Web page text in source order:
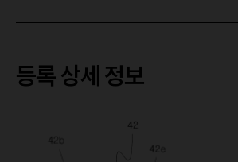
등록 상세 정보